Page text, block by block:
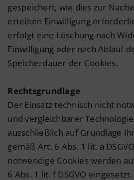
gespeichert, wie dies zur
erteilten Einwilligung
erfolgt eine Löschung nach
Einwilligung oder nach Ablauf
Speicherdauer der Cookies.
Rechtsgrundlage
Der Einsatz technisch nicht
und vergleichbarer
ausschließlich auf Grundlage
gemäß Art. 6 Abs. 1 lit. a
notwendige Cookies werden
6 Abs. 1 lit. f DSGVO eingesetzt.